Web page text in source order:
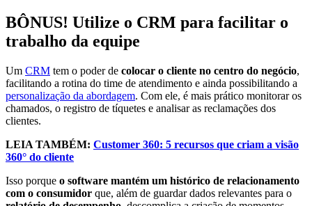
BÔNUS! Utilize o CRM para facilitar o
trabalho da equipe
Um CRM tem o poder de colocar o cliente no centro do negócio,
facilitando a rotina do time de atendimento e ainda possibilitando a
personalização da abordagem. Com ele, é mais prático monitorar os
chamados, o registro de tíquetes e analisar as reclamações dos
clientes.
LEIA TAMBÉM: Customer 360: 5 recursos que criam a visão
360° do cliente
Isso porque o software mantém um histórico de relacionamento
com o consumidor que, além de guardar dados relevantes para o